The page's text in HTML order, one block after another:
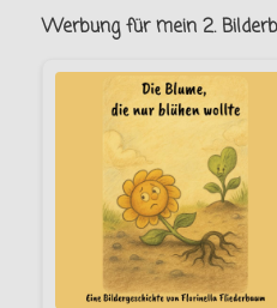
Werbung für mein 2.